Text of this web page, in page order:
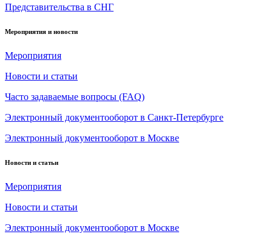
Представительства в СНГ
Мероприятия и новости
Мероприятия
Новости и статьи
Часто задаваемые вопросы (FAQ)
Электронный документооборот в Санкт-Петербурге
Электронный документооборот в Москве
Новости и статьи
Мероприятия
Новости и статьи
Электронный документооборот в Москве